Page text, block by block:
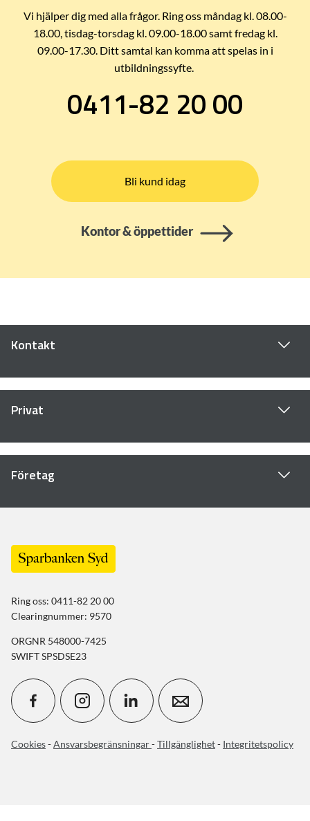
Vi hjälper dig med alla frågor. Ring oss måndag kl. 08.00-
18.00, tisdag-torsdag kl. 09.00-18.00 samt fredag kl.
09.00-17.30. Ditt samtal kan komma att spelas in i
utbildningssyfte.
0411-82 20 00
Bli kund idag
Kontor & öppettider
Kontakt
Privat
Företag
Ring oss: 0411-82 20 00
Clearingnummer: 9570
ORGNR 548000-7425
SWIFT SPSDSE23
Cookies-Ansvarsbegränsningar-Tillgänglighet- Integritetspolicy